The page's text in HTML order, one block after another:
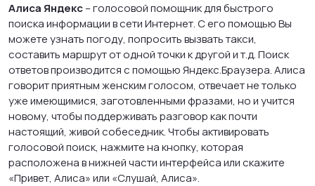
Алиса Яндекс– голосовой помощник для быстрого
поиска информации в сети Интернет. С его помощью Вы
можете узнать погоду, попросить вызвать такси,
составить маршрут от одной точки к другой и т.д. Поиск
ответов производится с помощью Яндекс.Браузера. Алиса
говорит приятным женским голосом, отвечает не только
уже имеющимися, заготовленными фразами, но и учится
новому, чтобы поддерживать разговор как почти
настоящий, живой собеседник. Чтобы активировать
голосовой поиск, нажмите на кнопку, которая
расположена в нижней части интерфейса или скажите
«Привет, Алиса» или «Слушай, Алиса».